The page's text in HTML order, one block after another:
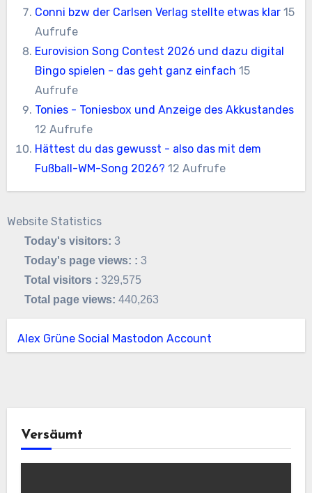
Conni bzw der Carlsen Verlag stellte etwas klar 15
Aufrufe
Eurovision Song Contest 2026 und dazu digital
Bingo spielen - das geht ganz einfach 15
Aufrufe
Tonies - Toniesbox und Anzeige des Akkustandes
12 Aufrufe
Hättest du das gewusst - also das mit dem
Fußball-WM-Song 2026? 12 Aufrufe
Website Statistics
Today's visitors:3
Today's page views: :3
Total visitors :329,575
Total page views:440,263
Alex Grüne Social Mastodon Account
Versäumt